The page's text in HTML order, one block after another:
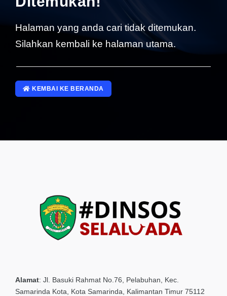
Halaman yang anda cari tidak ditemukan.
Silahkan kembali ke halaman utama.
KEMBAI KE BERANDA
Alamat: Jl. Basuki Rahmat No.76, Pelabuhan, Kec.
Samarinda Kota, Kota Samarinda, Kalimantan Timur 75112